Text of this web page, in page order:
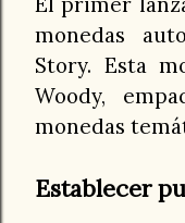
monedas
Story. Esta
Woody,
monedas
Establecer